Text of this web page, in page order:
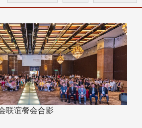
联谊餐会合影